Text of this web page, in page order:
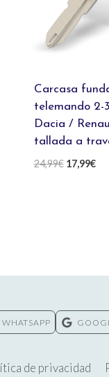
Carcasa
telemando 2-
Dacia /
tallada a
24,99€ El
17,99€El
WHATSAPP
de privacidad